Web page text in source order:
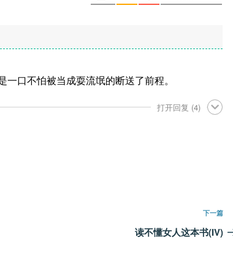
口不怕被当成耍流氓的断送了前程。
打开回复 (4)
下
一
下一篇
读不懂女人这本书(IV)